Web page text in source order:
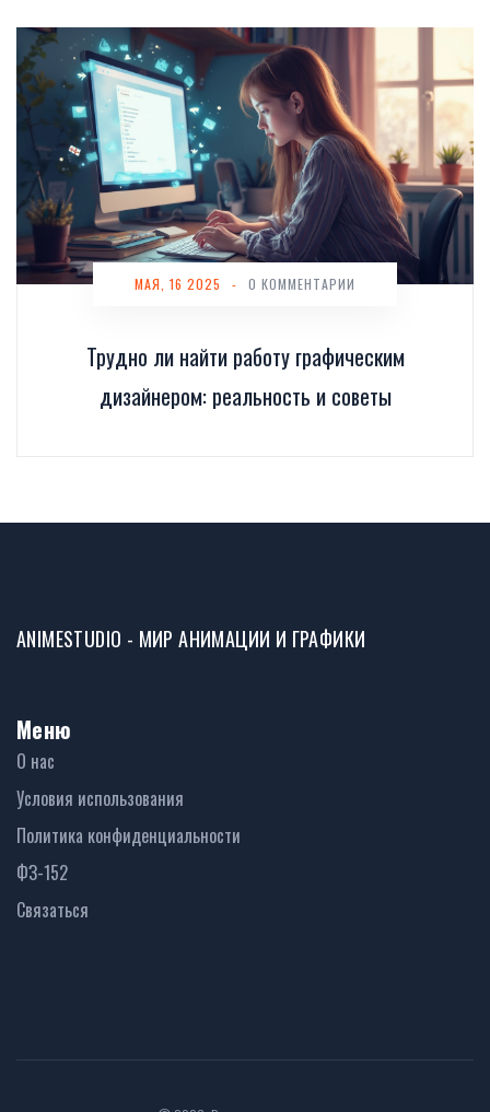
Трудно ли найти работу графическим
дизайнером: реальность и советы
МАЯ, 16 2025 - 0 КОММЕНТАРИИ
ANIMESTUDIO - МИР АНИМАЦИИ И ГРАФИКИ
Меню
О нас
Условия использования
Политика конфиденциальности
ФЗ-152
Связаться